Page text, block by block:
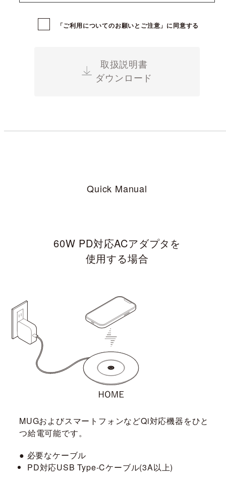
掲載しております。ご希望の製品の取扱説明書が見当たら
なかった場合は、製品をお買い上げの販売店、また弊社
すので、あらかじめご了承ください。
（３）本サイトに掲載されている取扱説明書の対象機種
製品の仕様変更などで、取扱説明書の内容は変更される場
願いします。
本サービスに係る損害の免責
責任を負うものではありません。あらかじめご了承くださ
掲載された情報が全て正確であり、有用であり、安全で
掲載された情報が常に最新のものであること。
本サイトをご利用になったこと、またはご利用になれな
かったことにより生じる一切の損害。
予告なしにサーバーの停止、本サービスの変更または提
供の中止・中断を行うこと。また、それによって生じる
「ご利用についてのお願いとご注意」に同意する
取扱説明書
ダウンロード
Quick Manual
60W PD対応ACアダプタを
使用する場合
MUGおよびスマートフォンなどQi対応機器をひと
つ給電可能です。
● 必要なケーブル
PD対応USB Type-Cケーブル(3A以上)